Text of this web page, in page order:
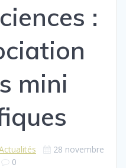
:
mini
28 novembre
0